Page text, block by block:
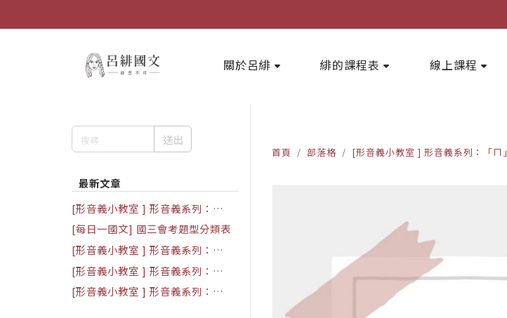
關於呂緋 緋的課程表 線上課程
送出
最新文章
[形音義小教室 ] 形音義系列：
「ㄋ」
[每日一國文] 國三會考題型分類表
[形音義小教室 ] 形音義系列：
「ㄊ」
[形音義小教室 ] 形音義系列：
「ㄅ」
[形音義小教室 ] 形音義系列：
首頁 部落格 [形音義小教室 ] 形音義系列：「ㄇ」